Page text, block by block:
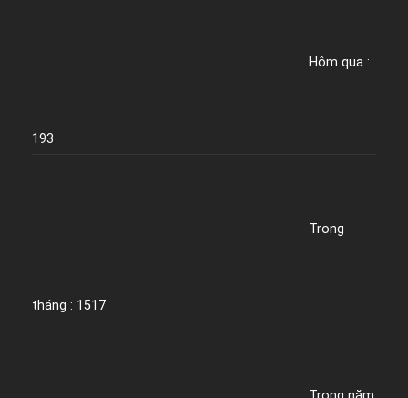
Hôm qua :
193
Trong
tháng : 1517